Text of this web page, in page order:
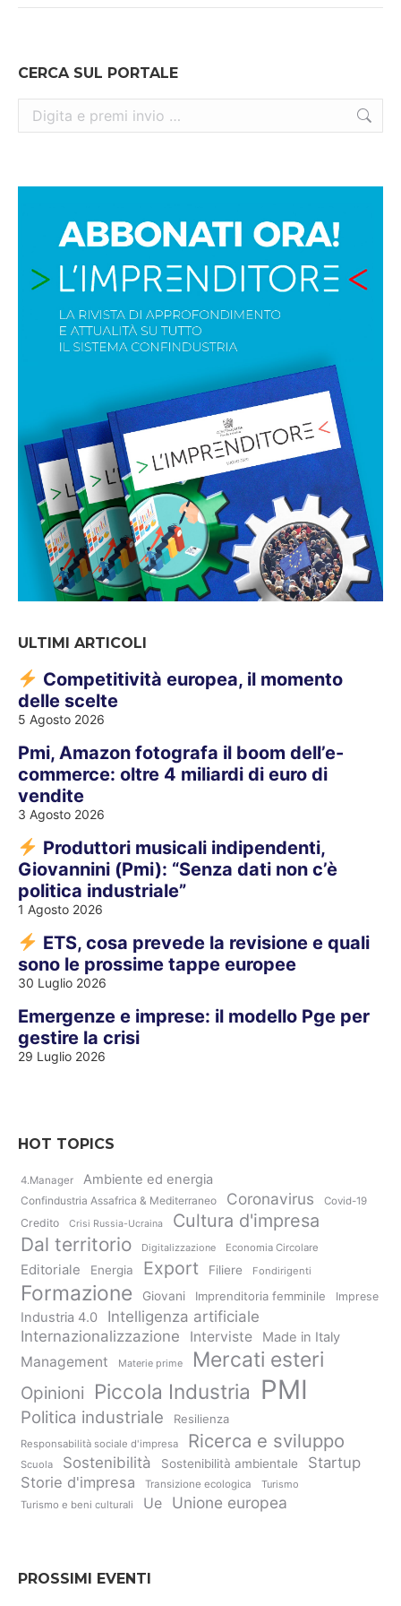
CERCA SUL PORTALE
Cerca:
ULTIMI ARTICOLI
Competitività europea, il momento
delle scelte
5 Agosto 2026
Pmi, Amazon fotografa il boom dell’e-
commerce: oltre 4 miliardi di euro di
vendite
3 Agosto 2026
Produttori musicali indipendenti,
Giovannini (Pmi): “Senza dati non c’è
politica industriale”
1 Agosto 2026
ETS, cosa prevede la revisione e quali
sono le prossime tappe europee
30 Luglio 2026
Emergenze e imprese: il modello Pge per
gestire la crisi
29 Luglio 2026
HOT TOPICS
4.Manager Ambiente ed energia
Confindustria Assafrica & Mediterraneo Coronavirus Covid-19
Credito Crisi Russia-Ucraina Cultura d'impresa
Dal territorio Digitalizzazione Economia Circolare
Editoriale Energia Export Filiere Fondirigenti
Formazione Giovani Imprenditoria femminile Imprese
Industria 4.0
Intelligenza artificiale
Internazionalizzazione
Interviste Made in Italy
Management Materie prime Mercati esteri
Opinioni Piccola Industria PMI
Politica industriale Resilienza
Responsabilità sociale d'impresa Ricerca e sviluppo
Scuola Sostenibilità Sostenibilità ambientale
Startup
Storie d'impresa
Transizione ecologica
Turismo
Turismo e beni culturali
Ue Unione europea
PROSSIMI EVENTI